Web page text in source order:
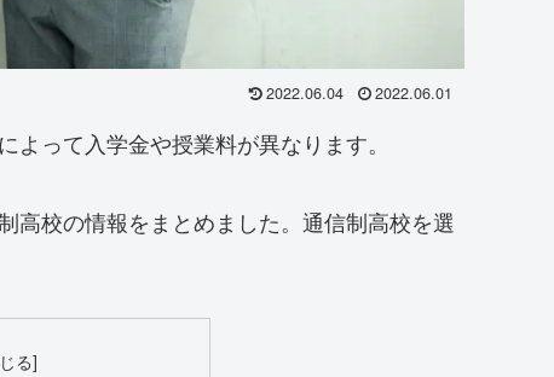
2022.06.04 2022.06.01
って入学金や授業料が異なります。
高校の情報をまとめました。通信制高校を選